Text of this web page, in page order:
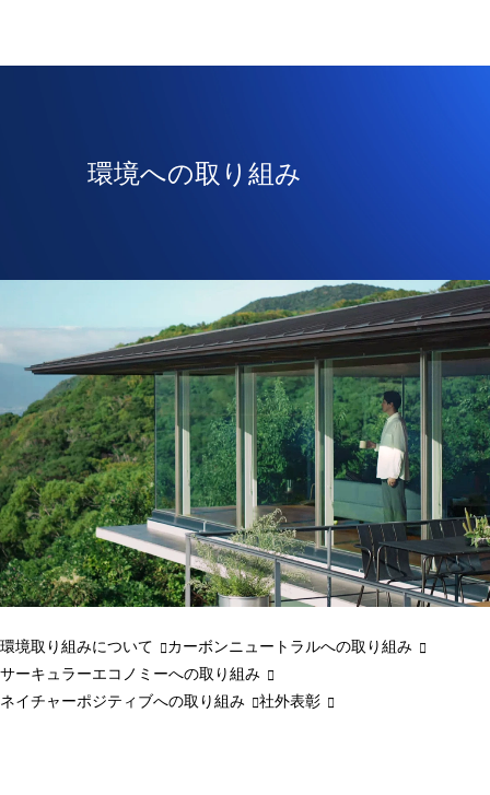
環境への取り組み
環境取り組みについて
カーボンニュートラルへの取り組み
サーキュラーエコノミーへの取り組み
ネイチャーポジティブへの取り組み
社外表彰